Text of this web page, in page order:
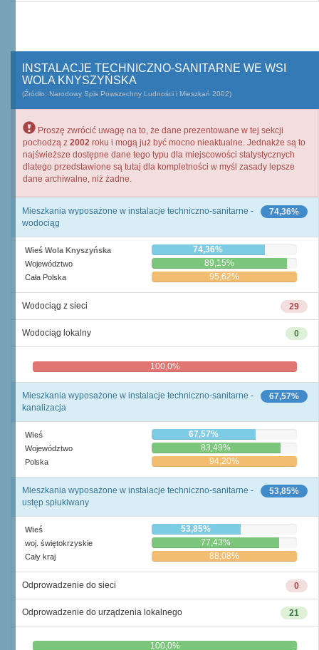
INSTALACJE TECHNICZNO-SANITARNE WE WSI
WOLA KNYSZYŃSKA
(Źródło: Narodowy Spis Powszechny Ludności i Mieszkań 2002)
Proszę zwrócić uwagę na to, że dane prezentowane w tej sekcji
pochodzą z 2002 roku i mogą już być mocno nieaktualne. Jednakże są to
najświeższe dostępne dane tego typu dla miejscowości statystycznych
dlatego przedstawione są tutaj dla kompletności w myśl zasady lepsze
dane archiwalne, niż żadne.
74,36%
Mieszkania wyposażone w instalacje techniczno-sanitarne -
wodociąg
Wieś Wola Knyszyńska 74,36%
Województwo 89,15%
Cała Polska 95,62%
29
Wodociąg z sieci
0
Wodociąg lokalny
100,0%
67,57%
Mieszkania wyposażone w instalacje techniczno-sanitarne -
kanalizacja
Wieś 67,57%
Województwo 83,49%
Polska 94,20%
53,85%
Mieszkania wyposażone w instalacje techniczno-sanitarne -
ustęp spłukiwany
Wieś 53,85%
woj. świętokrzyskie 77,43%
Cały kraj 88,08%
0
Odprowadzenie do sieci
21
Odprowadzenie do urządzenia lokalnego
0,0% 100,0%